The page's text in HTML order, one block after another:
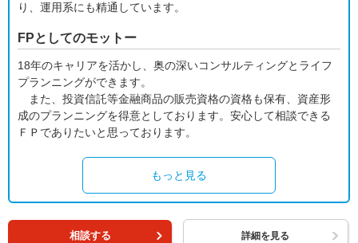
り、運用系にも精通しています。
FPとしてのモットー
18年のキャリアを活かし、奥の深いコンサルティングとライフ
プランニングができます。
また、投資信託等金融商品の販売資格の資格も保有、資産形
成のプランニングを得意としております。安心して相談できる
ＦＰでありたいと思っております。
もっと見る
相談する 詳細を見る